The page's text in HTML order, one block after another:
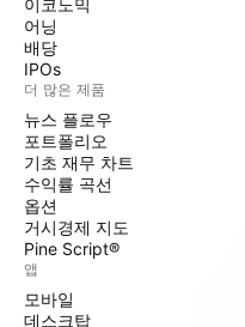
이코노믹
어닝
배당
IPOs
더 많은 제품
뉴스 플로우
포트폴리오
기초 재무 차트
수익률 곡선
옵션
거시경제 지도
Pine Script®
앱
모바일
데스크탑